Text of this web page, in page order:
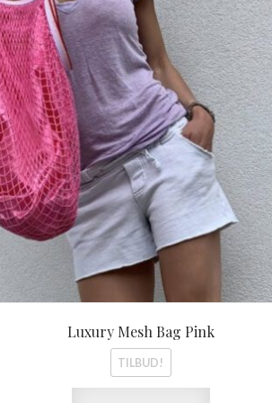
Luxury Mesh Bag Pink
TILBUD!
kr 450,00.